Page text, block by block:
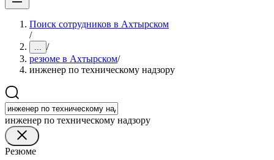
Поиск сотрудников в Ахтырском
/
... /
резюме в Ахтырском/
инженер по техническому надзору
инженер по техническому надзору
Резюме